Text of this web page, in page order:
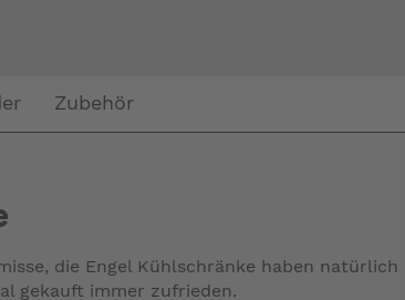
Zubehör
die Engel Kühlschränke haben
gekauft immer zufrieden.